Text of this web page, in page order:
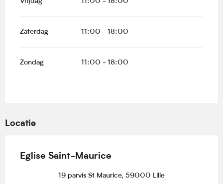
Zaterdag 11:00 - 18:00
Zondag 11:00 - 18:00
Locatie
Eglise Saint-Maurice
19 parvis St Maurice, 59000 Lille